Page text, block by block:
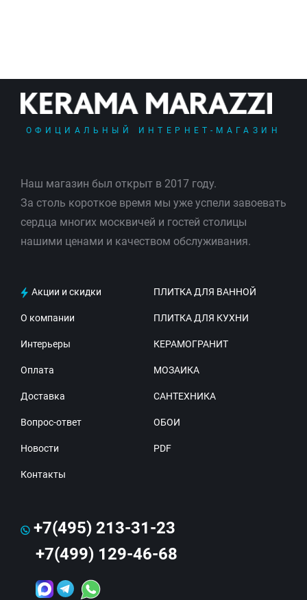
ОФИЦИАЛЬНЫЙ ИНТЕРНЕТ-МАГАЗИН
Наш магазин был открыт в 2017 году.
За столь короткое время мы уже успели завоевать
сердца многих москвичей и гостей столицы
нашими ценами и качеством обслуживания.
Акции и скидки
О компании
Интерьеры
Оплата
Доставка
Вопрос-ответ
Новости
Контакты
ПЛИТКА ДЛЯ ВАННОЙ
ПЛИТКА ДЛЯ КУХНИ
КЕРАМОГРАНИТ
МОЗАИКА
САНТЕХНИКА
ОБОИ
PDF
+7(495) 213-31-23
+7(499) 129-46-68